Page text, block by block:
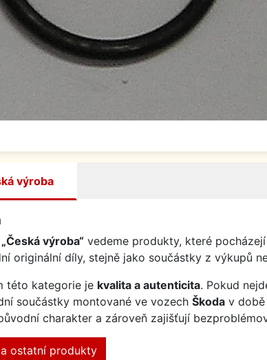
výroba
„Česká výroba“ vedeme produkty, které
originální díly, stejně jako součástky z výkupů
této kategorie je kvalita a autenticita. Pokud
součástky montované ve vozech Škoda v
charakter a zároveň zajišťují
ostatní produkty